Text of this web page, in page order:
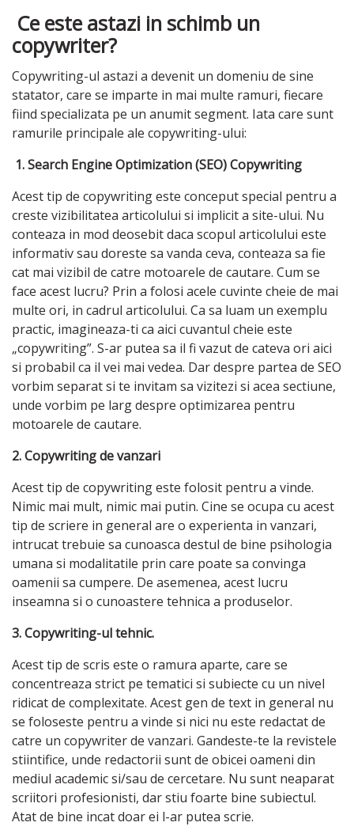
Ce este astazi in schimb un
copywriter?
Copywriting-ul astazi a devenit un domeniu de sine
statator, care se imparte in mai multe ramuri, fiecare
fiind specializata pe un anumit segment. Iata care sunt
ramurile principale ale copywriting-ului:
1. Search Engine Optimization (SEO) Copywriting
Acest tip de copywriting este conceput special pentru a
creste vizibilitatea articolului si implicit a site-ului. Nu
conteaza in mod deosebit daca scopul articolului este
informativ sau doreste sa vanda ceva, conteaza sa fie
cat mai vizibil de catre motoarele de cautare. Cum se
face acest lucru? Prin a folosi acele cuvinte cheie de mai
multe ori, in cadrul articolului. Ca sa luam un exemplu
practic, imagineaza-ti ca aici cuvantul cheie este
„copywriting”. S-ar putea sa il fi vazut de cateva ori aici
si probabil ca il vei mai vedea. Dar despre partea de SEO
vorbim separat si te invitam sa vizitezi si acea sectiune,
unde vorbim pe larg despre optimizarea pentru
motoarele de cautare.
2. Copywriting de vanzari
Acest tip de copywriting este folosit pentru a vinde.
Nimic mai mult, nimic mai putin. Cine se ocupa cu acest
tip de scriere in general are o experienta in vanzari,
intrucat trebuie sa cunoasca destul de bine psihologia
umana si modalitatile prin care poate sa convinga
oamenii sa cumpere. De asemenea, acest lucru
inseamna si o cunoastere tehnica a produselor.
3. Copywriting-ul tehnic.
Acest tip de scris este o ramura aparte, care se
concentreaza strict pe tematici si subiecte cu un nivel
ridicat de complexitate. Acest gen de text in general nu
se foloseste pentru a vinde si nici nu este redactat de
catre un copywriter de vanzari. Gandeste-te la revistele
stiintifice, unde redactorii sunt de obicei oameni din
mediul academic si/sau de cercetare. Nu sunt neaparat
scriitori profesionisti, dar stiu foarte bine subiectul.
Atat de bine incat doar ei l-ar putea scrie.